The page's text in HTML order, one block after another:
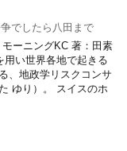
でしたら八田まで
ーニングKC 著：田素
い世界各地で起きる
、地政学リスクコンサ
ゆり）。 スイスのホ